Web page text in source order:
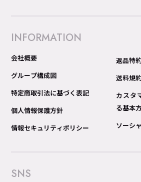
INFORMATION
会社概要
グループ構成図
特定商取引法に基づく表記
個人情報保護方針
情報セキュリティポリシー
返品特
送料規
カスタ
る基本
ソーシ
SNS